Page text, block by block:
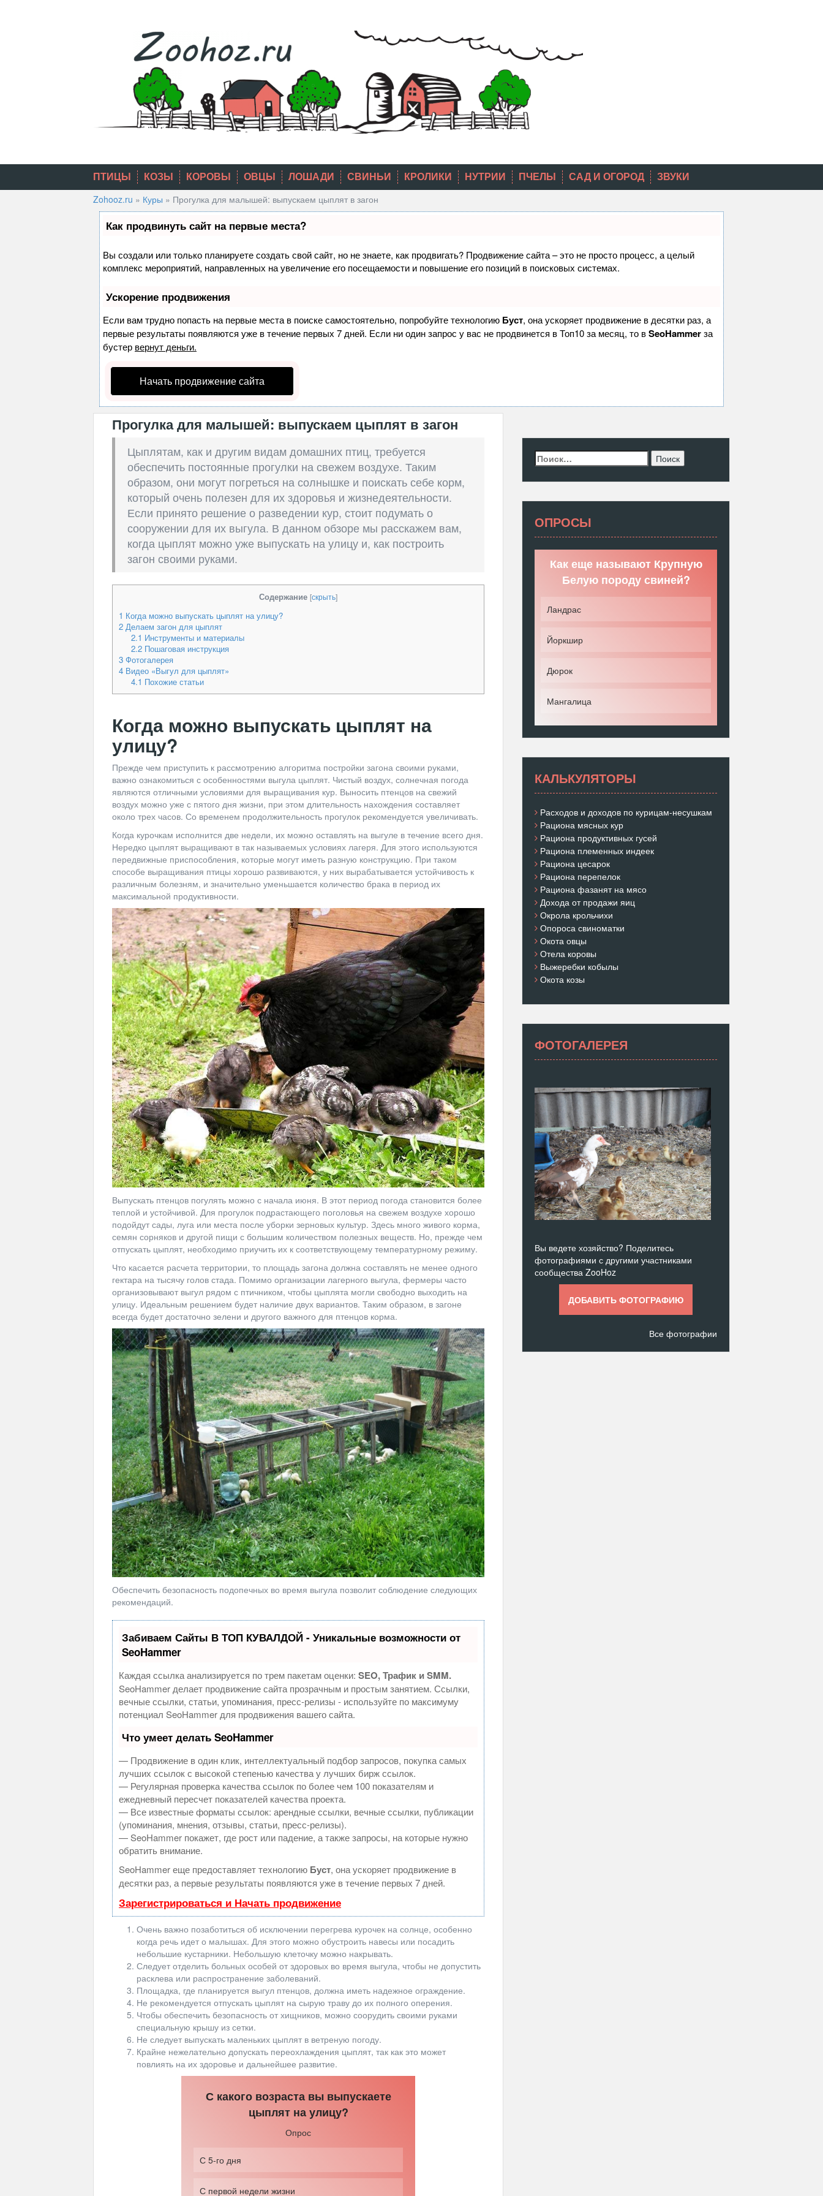
ПТИЦЫ КОЗЫ КОРОВЫ ОВЦЫ ЛОШАДИ СВИНЬИ КРОЛИКИ НУТРИИ ПЧЕЛЫ САД И ОГОРОД ЗВУКИ
Zohooz.ru » Куры » Прогулка для малышей: выпускаем цыплят в загон
Как продвинуть сайт на первые места?
Вы создали или только планируете создать свой сайт, но не знаете, как продвигать? Продвижение сайта – это не просто процесс, а целый
комплекс мероприятий, направленных на увеличение его посещаемости и повышение его позиций в поисковых системах.
Ускорение продвижения
Если вам трудно попасть на первые места в поиске самостоятельно, попробуйте технологию Буст, она ускоряет продвижение в десятки раз, а
первые результаты появляются уже в течение первых 7 дней. Если ни один запрос у вас не продвинется в Топ10 за месяц, то вSeoHammerза
бустер вернут деньги.
Начать продвижение сайта
Прогулка для малышей: выпускаем цыплят в загон
Цыплятам, как и другим видам домашних птиц, требуется
обеспечить постоянные прогулки на свежем воздухе. Таким
образом, они могут погреться на солнышке и поискать себе корм,
который очень полезен для их здоровья и жизнедеятельности.
Если принято решение о разведении кур, стоит подумать о
сооружении для их выгула. В данном обзоре мы расскажем вам,
когда цыплят можно уже выпускать на улицу и, как построить
загон своими руками.
Содержание [скрыть]
1 Когда можно выпускать цыплят на улицу?
2 Делаем загон для цыплят
2.1 Инструменты и материалы
2.2Пошаговая инструкция
3 Фотогалерея
4 Видео «Выгул для цыплят»
4.1 Похожие статьи
Когда можно выпускать цыплят на
улицу?
Прежде чем приступить к рассмотрению алгоритма постройки загона своими руками,
важно ознакомиться с особенностями выгула цыплят. Чистый воздух, солнечная погода
являются отличными условиями для выращивания кур. Выносить птенцов на свежий
воздух можно уже с пятого дня жизни, при этом длительность нахождения составляет
около трех часов. Со временем продолжительность прогулок рекомендуется увеличивать.
Когда курочкам исполнится две недели, их можно оставлять на выгуле в течение всего дня.
Нередко цыплят выращивают в так называемых условиях лагеря. Для этого используются
передвижные приспособления, которые могут иметь разную конструкцию. При таком
способе выращивания птицы хорошо развиваются, у них вырабатывается устойчивость к
различным болезням, и значительно уменьшается количество брака в период их
максимальной продуктивности.
Выпускать птенцов погулять можно с начала июня. В этот период погода становится более
теплой и устойчивой. Для прогулок подрастающего поголовья на свежем воздухе хорошо
подойдут сады, луга или места после уборки зерновых культур. Здесь много живого корма,
семян сорняков и другой пищи с большим количеством полезных веществ. Но, прежде чем
отпускать цыплят, необходимо приучить их к соответствующему температурному режиму.
Что касается расчета территории, то площадь загона должна составлять не менее одного
гектара на тысячу голов стада. Помимо организации лагерного выгула, фермеры часто
организовывают выгул рядом с птичником, чтобы цыплята могли свободно выходить на
улицу. Идеальным решением будет наличие двух вариантов. Таким образом, в загоне
всегда будет достаточно зелени и другого важного для птенцов корма.
Обеспечить безопасность подопечных во время выгула позволит соблюдение следующих
рекомендаций.
Забиваем Сайты В ТОП КУВАЛДОЙ - Уникальные возможности от
SeoHammer
Каждая ссылка анализируется по трем пакетам оценки: SEO, Трафик и SMM.
SeoHammer делает продвижение сайта прозрачным и простым занятием. Ссылки,
вечные ссылки, статьи, упоминания, пресс-релизы - используйте по максимуму
потенциал SeoHammer для продвижения вашего сайта.
Что умеет делать SeoHammer
— Продвижение в один клик, интеллектуальный подбор запросов, покупка самых
лучших ссылок с высокой степенью качества у лучших бирж ссылок.
— Регулярная проверка качества ссылок по более чем 100 показателям и
ежедневный пересчет показателей качества проекта.
— Все известные форматы ссылок: арендные ссылки, вечные ссылки, публикации
(упоминания, мнения, отзывы, статьи, пресс-релизы).
— SeoHammer покажет, где рост или падение, а также запросы, на которые нужно
обратить внимание.
SeoHammer еще предоставляет технологию Буст, она ускоряет продвижение в
десятки раз, а первые результаты появляются уже в течение первых 7 дней.
Зарегистрироваться и Начать продвижение
Очень важно позаботиться об исключении перегрева курочек на солнце, особенно
когда речь идет о малышах. Для этого можно обустроить навесы или посадить
небольшие кустарники. Небольшую клеточку можно накрывать.
Следует отделить больных особей от здоровых во время выгула, чтобы не допустить
расклева или распространение заболеваний.
Площадка, где планируется выгул птенцов, должна иметь надежное ограждение.
Не рекомендуется отпускать цыплят на сырую траву до их полного оперения.
Чтобы обеспечить безопасность от хищников, можно соорудить своими руками
специальную крышу из сетки.
Не следует выпускать маленьких цыплят в ветреную погоду.
Крайне нежелательно допускать переохлаждения цыплят, так как это может
повлиять на их здоровье и дальнейшее развитие.
С какого возраста вы выпускаете
цыплят на улицу?
Опрос
С 5-го дня
С первой недели жизни
Найти:
ОПРОСЫ
Как еще называют Крупную
Белую породу свиней?
Ландрас
Йоркшир
Дюрок
Мангалица
КАЛЬКУЛЯТОРЫ
Расходов и доходов по курицам-несушкам
Рациона мясных кур
Рациона продуктивных гусей
Рациона племенных индеек
Рациона цесарок
Рациона перепелок
Рациона фазанят на мясо
Дохода от продажи яиц
Окрола крольчихи
Опороса свиноматки
Окота овцы
Отела коровы
Выжеребки кобылы
Окота козы
ФОТОГАЛЕРЕЯ
Вы ведете хозяйство? Поделитесь
фотографиями с другими участниками
сообщества ZooHoz
ДОБАВИТЬ ФОТОГРАФИЮ
Все фотографии